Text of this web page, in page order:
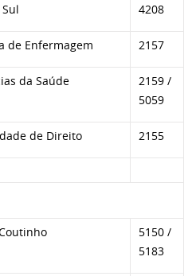
4208
de Enfermagem 2157
da Saúde
2159 /
5059
de Direito 2155
5150 /
5183